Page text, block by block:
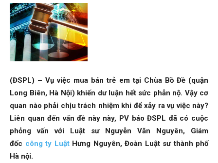
(ĐSPL) – Vụ việc mua bán trẻ em tại Chùa Bồ Đề (quận
Long Biên, Hà Nội) khiến dư luận hết sức phẫn nộ. Vậy cơ
quan nào phải chịu trách nhiệm khi để xảy ra vụ việc này?
Liên quan đến vấn đề này này, PV báo ĐSPL đã có cuộc
phỏng vấn với Luật sư Nguyễn Văn Nguyên, Giám
đốc công ty LuậtHưng Nguyên, Đoàn Luật sư thành phố
Hà nội.